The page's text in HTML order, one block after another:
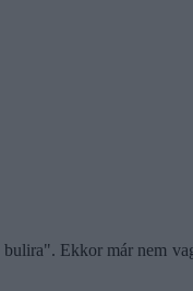
Ekkor már nem